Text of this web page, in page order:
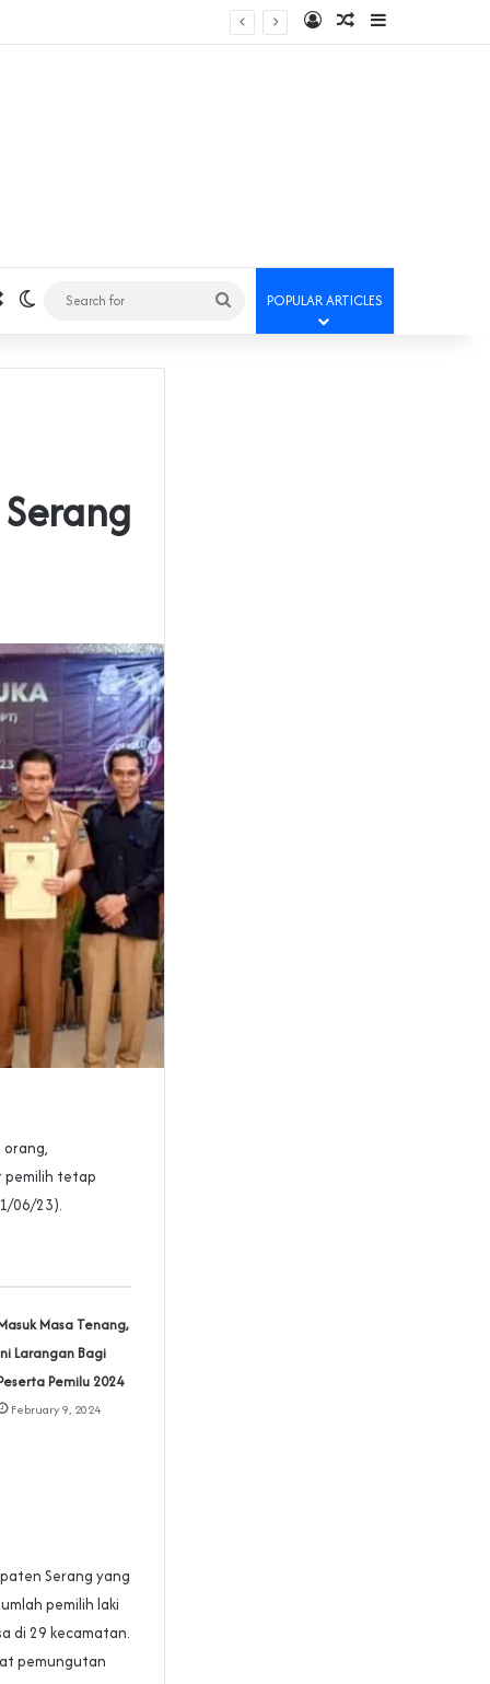
Log InRandom Article
Sidebar
Random Article
Switch skin
Search
for
POPULAR ARTICLES
orang,
pemilih tetap
06/23).
Masa Tenang,
Larangan Bagi
Pemilu 2024
February 9, 2024
Serang yang
pemilih laki
di 29 kecamatan.
pemungutan